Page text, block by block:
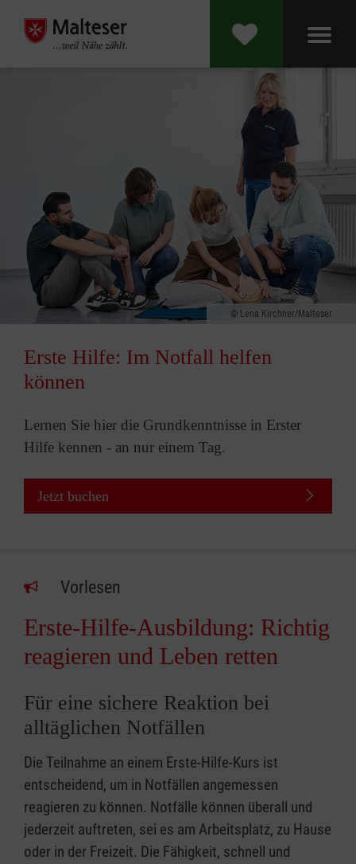
Lena Kirchner/Malteser
Erste Hilfe: Im Notfall helfen
können
Lernen Sie hier die Grundkenntnisse in Erster
Hilfe kennen - an nur einem Tag.
Jetzt buchen
Vorlesen
Erste-Hilfe-Ausbildung: Richtig
reagieren und Leben retten
Für eine sichere Reaktion bei
alltäglichen Notfällen
Die Teilnahme an einem Erste-Hilfe-Kurs ist
entscheidend, um in Notfällen angemessen
reagieren zu können. Notfälle können überall und
jederzeit auftreten, sei es am Arbeitsplatz, zu Hause
oder in der Freizeit. Die Fähigkeit, schnell und